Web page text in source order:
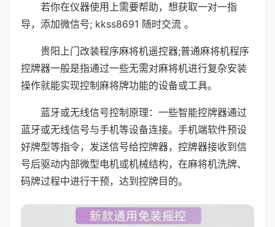
若你在仪器使用上需要帮助，想获取一对一指
导，添加微信号; kkss8691 随时交流 。
贵阳上门改装程序麻将机遥控器;普通麻将机程序
控牌器一般是指通过一些无需对麻将机进行复杂安装
操作就能实现控制麻将牌功能的设备或工具。
蓝牙或无线信号控制原理：一些智能控牌器通过
蓝牙或无线信号与手机等设备连接。手机端软件预设
好牌型等指令，发送信号给控牌器，控牌器接收到信
号后驱动内部微型电机或机械结构，在麻将机洗牌、
码牌过程中进行干预，达到控牌目的。